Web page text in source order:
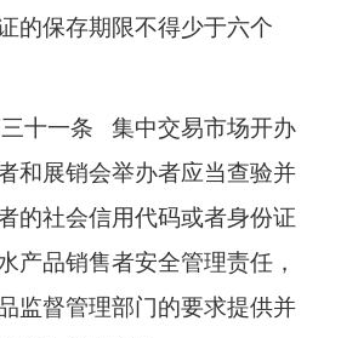
的保存期限不得少于六个
十一条 集中交易市场开办
和展销会举办者应当查验并
的社会信用代码或者身份证
产品销售者安全管理责任，
监督管理部门的要求提供并